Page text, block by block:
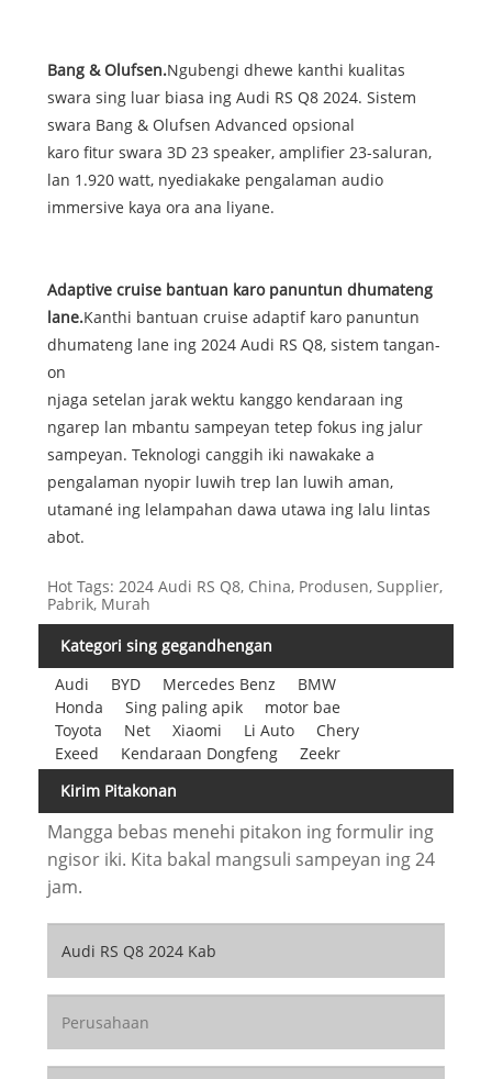
Bang & Olufsen.Ngubengi dhewe kanthi kualitas
swara sing luar biasa ing Audi RS Q8 2024. Sistem
swara Bang & Olufsen Advanced opsional
karo fitur swara 3D 23 speaker, amplifier 23-saluran,
lan 1.920 watt, nyediakake pengalaman audio
immersive kaya ora ana liyane.
Adaptive cruise bantuan karo panuntun dhumateng
lane.Kanthi bantuan cruise adaptif karo panuntun
dhumateng lane ing 2024 Audi RS Q8, sistem tangan-
on
njaga setelan jarak wektu kanggo kendaraan ing
ngarep lan mbantu sampeyan tetep fokus ing jalur
sampeyan. Teknologi canggih iki nawakake a
pengalaman nyopir luwih trep lan luwih aman,
utamané ing lelampahan dawa utawa ing lalu lintas
abot.
Hot Tags: 2024 Audi RS Q8, China, Produsen, Supplier,
Pabrik, Murah
Kategori sing gegandhengan
Audi
BYD Mercedes Benz
BMW
Honda
Sing paling apik
motor bae
Toyota
Net Xiaomi Li Auto
Chery
Exeed
Kendaraan Dongfeng
Zeekr
Kirim Pitakonan
Mangga bebas menehi pitakon ing formulir ing
ngisor iki. Kita bakal mangsuli sampeyan ing 24
jam.